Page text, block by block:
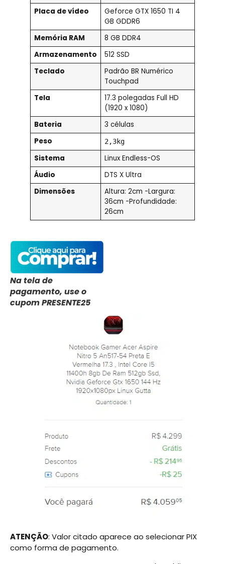
Placa de vídeo
Geforce GTX 1650 TI 4
GB GDDR6
Memória RAM
8 GB DDR4
Armazenamento
512 SSD
Teclado
Padrão BR Numérico
Touchpad
Tela
17.3 polegadas Full HD
(1920 x 1080)
Bateria
3 células
Peso
2,3kg
Sistema
Linux Endless-OS
Áudio
DTS X Ultra
Dimensões
Altura: 2cm -Largura:
36cm -Profundidade:
26cm
Na tela de
pagamento, use o
cupom PRESENTE25
ATENÇÃO: Valor citado aparece ao selecionar PIX
como forma de pagamento.